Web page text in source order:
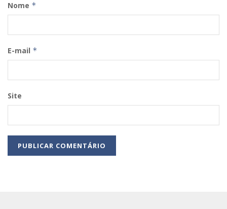
Nome *
E-mail *
Site